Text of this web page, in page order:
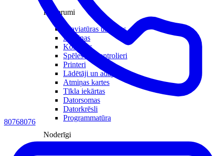
Piederumi
Klaviatūras un peles
Austiņas
Konsoles
Spēles un kontrolieri
Printeri
Lādētāji un adapteri
Atmiņas kartes
Tīkla iekārtas
Datorsomas
Datorkrēsli
Programmatūra
Noderīgi
80768076